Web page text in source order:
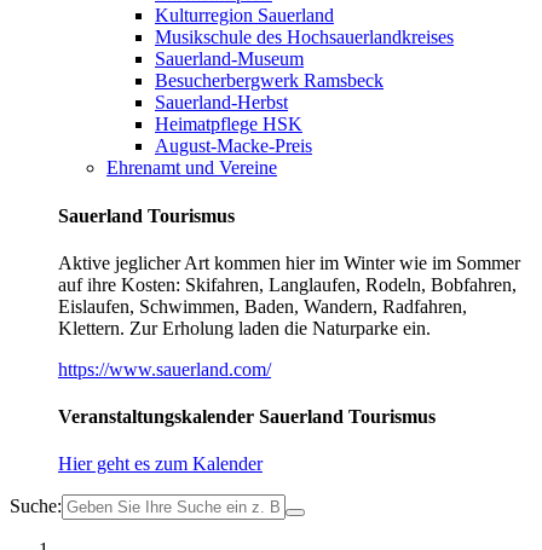
Kulturregion Sauerland
Musikschule des Hochsauerlandkreises
Sauerland-Museum
Besucherbergwerk Ramsbeck
Sauerland-Herbst
Heimatpflege HSK
August-Macke-Preis
Ehrenamt und Vereine
Sauerland Tourismus
Aktive jeglicher Art kommen hier im Winter wie im Sommer
auf ihre Kosten: Skifahren, Langlaufen, Rodeln, Bobfahren,
Eislaufen, Schwimmen, Baden, Wandern, Radfahren,
Klettern. Zur Erholung laden die Naturparke ein.
https://www.sauerland.com/
Veranstaltungskalender Sauerland Tourismus
Hier geht es zum Kalender
Suche: